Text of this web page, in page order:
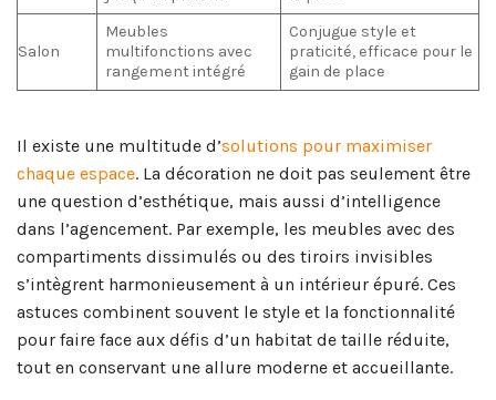
Salon
Meubles
multifonctions avec
rangement intégré
Conjugue style et
praticité, efficace pour le
gain de place
Il existe une multitude d’solutions pour maximiser
chaque espace. La décoration ne doit pas seulement être
une question d’esthétique, mais aussi d’intelligence
dans l’agencement. Par exemple, les meubles avec des
compartiments dissimulés ou des tiroirs invisibles
s’intègrent harmonieusement à un intérieur épuré. Ces
astuces combinent souvent le style et la fonctionnalité
pour faire face aux défis d’un habitat de taille réduite,
tout en conservant une allure moderne et accueillante.